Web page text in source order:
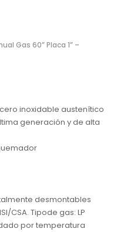
Gas 60” Placa 1” –
inoxidable austenítico
generación y de alta
desmontables
CSA. Tipode gas: LP
por temperatura